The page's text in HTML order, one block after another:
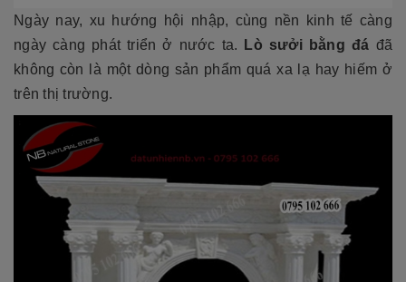
Ngày nay, xu hướng hội nhập, cùng nền kinh tế càng
ngày càng phát triển ở nước ta.
Lò sưởi bằng đá đã
không còn là một dòng sản phẩm quá xa lạ hay hiếm ở
trên thị trường.